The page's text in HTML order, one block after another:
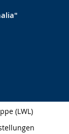
(LWL)